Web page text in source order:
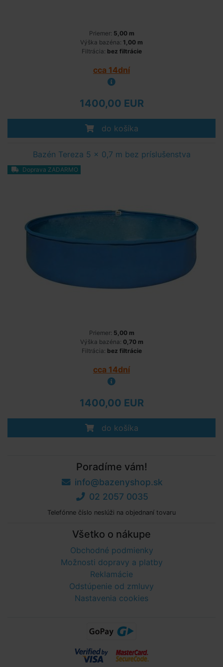
Priemer: 5,00 m
Výška bazéna: 1,00 m
Filtrácia: bez filtrácie
cca 14dní
1400,00 EUR
do košíka
Bazén Tereza 5 x 0,7 m bez príslušenstva
Doprava ZADARMO
Priemer: 5,00 m
Výška bazéna: 0,70 m
Filtrácia: bez filtrácie
cca 14dní
1400,00 EUR
do košíka
Poradíme vám!
info@bazenyshop.sk
02 2057 0035
Telefónne číslo neslúži na objednaní tovaru
Všetko o nákupe
Obchodné podmienky
Možnosti dopravy a platby
Reklamácie
Odstúpenie od zmluvy
Nastavenia cookies